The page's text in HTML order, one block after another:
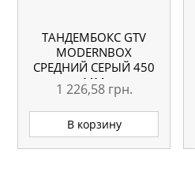
ТАНДЕМБОКС GTV
MODERNBOX
СРЕДНИЙ СЕРЫЙ 450
ММ
1 226,58 грн.
В корзину